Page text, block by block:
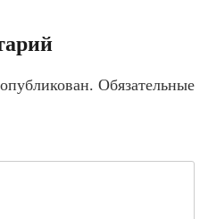
Обязательные